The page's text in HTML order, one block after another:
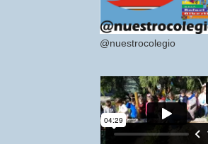
@nuestrocolegio